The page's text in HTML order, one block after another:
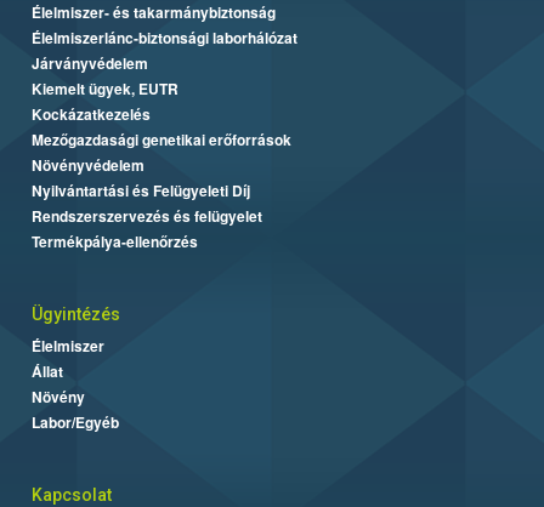
Élelmiszer- és takarmánybiztonság
Élelmiszerlánc-biztonsági laborhálózat
Járványvédelem
Kiemelt ügyek, EUTR
Kockázatkezelés
Mezőgazdasági genetikai erőforrások
Növényvédelem
Nyilvántartási és Felügyeleti Díj
Rendszerszervezés és felügyelet
Termékpálya-ellenőrzés
Ügyintézés
Élelmiszer
Állat
Növény
Labor/Egyéb
Kapcsolat